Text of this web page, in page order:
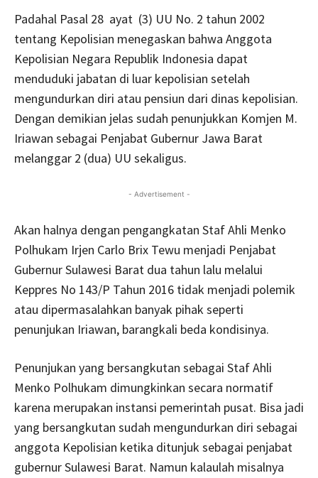
Padahal Pasal 28 ayat (3) UU No. 2 tahun 2002
tentang Kepolisian menegaskan bahwa Anggota
Kepolisian Negara Republik Indonesia dapat
menduduki jabatan di luar kepolisian setelah
mengundurkan diri atau pensiun dari dinas kepolisian.
Dengan demikian jelas sudah penunjukkan Komjen M.
Iriawan sebagai Penjabat Gubernur Jawa Barat
melanggar 2 (dua) UU sekaligus.
- Advertisement -
Akan halnya dengan pengangkatan Staf Ahli Menko
Polhukam Irjen Carlo Brix Tewu menjadi Penjabat
Gubernur Sulawesi Barat dua tahun lalu melalui
Keppres No 143/P Tahun 2016 tidak menjadi polemik
atau dipermasalahkan banyak pihak seperti
penunjukan Iriawan, barangkali beda kondisinya.
Penunjukan yang bersangkutan sebagai Staf Ahli
Menko Polhukam dimungkinkan secara normatif
karena merupakan instansi pemerintah pusat. Bisa jadi
yang bersangkutan sudah mengundurkan diri sebagai
anggota Kepolisian ketika ditunjuk sebagai penjabat
gubernur Sulawesi Barat. Namun kalaulah misalnya